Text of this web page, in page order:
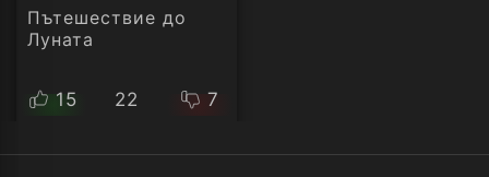
Пътешествие до
Луната
15 22 7